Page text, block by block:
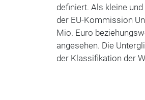
definiert. Als kleine
der EU-Kommission
Mio. Euro
angesehen. Die
der Klassifikation der